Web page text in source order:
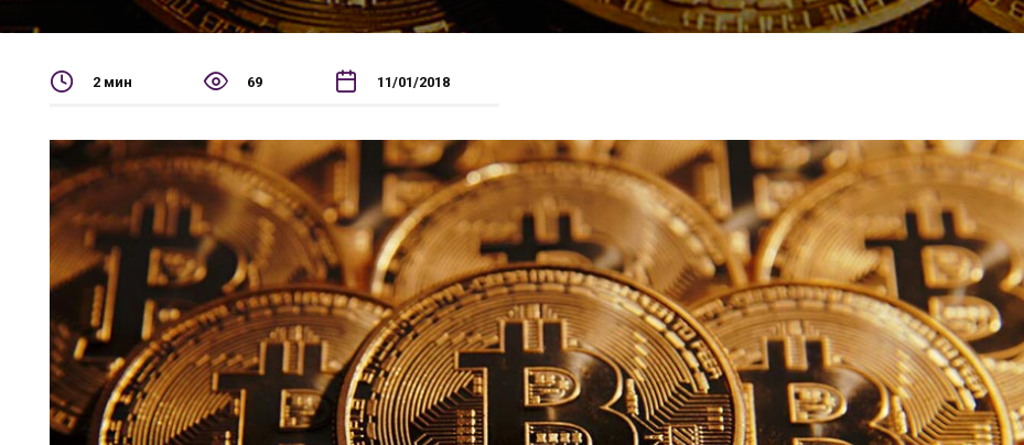
2 мин 69 11/01/2018